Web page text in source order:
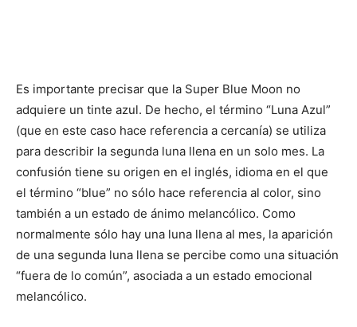
Es importante precisar que la Super Blue Moon no
adquiere un tinte azul. De hecho, el término “Luna Azul”
(que en este caso hace referencia a cercanía) se utiliza
para describir la segunda luna llena en un solo mes. La
confusión tiene su origen en el inglés, idioma en el que
el término “blue” no sólo hace referencia al color, sino
también a un estado de ánimo melancólico. Como
normalmente sólo hay una luna llena al mes, la aparición
de una segunda luna llena se percibe como una situación
“fuera de lo común”, asociada a un estado emocional
melancólico.